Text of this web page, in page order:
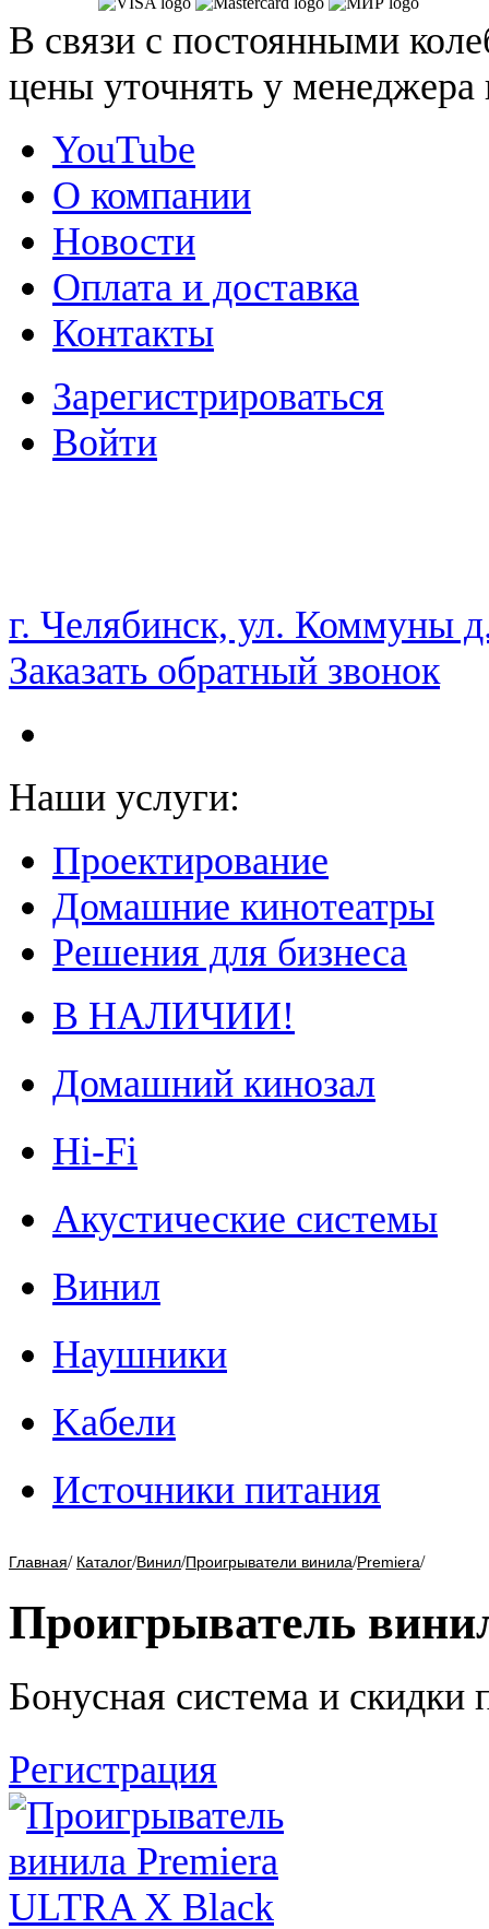
В связи с постоянными
цены уточнять у
YouTube
О компании
Новости
Оплата и доставка
Контакты
Зарегистрироваться
Войти
НАМ ДОВЕРЯЮТ С 2003 ГОДА
г. Челябинск, ул. Коммуны
Заказать обратный звонок
Наши услуги:
Проектирование
Домашние кинотеатры
Решения для бизнеса
В НАЛИЧИИ!
Домашний кинозал
Hi-Fi
Акустические системы
Винил
Наушники
Kабели
Источники питания
Главная/ Каталог/Винил/Проигрыватели винила/Premiera/
Проигрыватель
Бонусная система и скидки
Регистрация